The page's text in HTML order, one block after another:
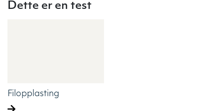
Dette er en test
Filopplasting